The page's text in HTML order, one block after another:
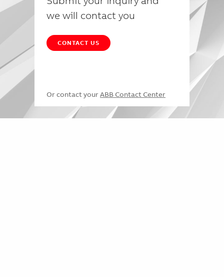
we will contact you
CONTACT US
Or contact your ABB Contact Center